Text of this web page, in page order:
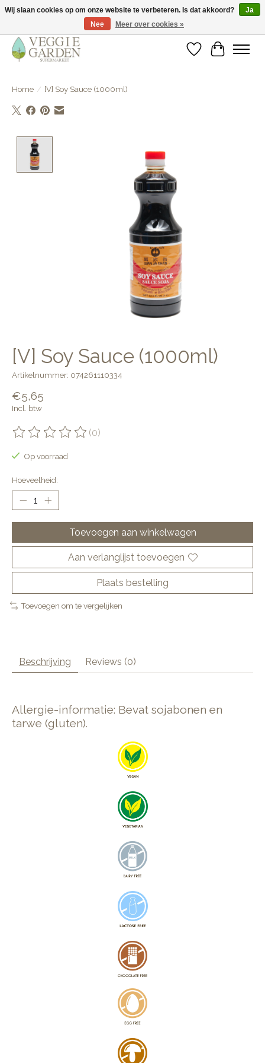
vegan & veggie products | free store pick-up
Verlanglijst
Home / [V] Soy Sauce (1000ml)
[V] Soy Sauce (1000ml)
Artikelnummer: 074261110334
€5,65
Incl. btw
De beoordeling van dit product is
(0)
Op voorraad
Hoeveelheid:
Toevoegen aan winkelwagen
Aan verlanglijst toevoegen
Plaats bestelling
Toevoegen om te vergelijken
Beschrijving Reviews (0)
Allergie-informatie: Bevat sojabonen en
tarwe (gluten).
Wij slaan cookies op om onze website te verbeteren. Is dat akkoord?
Ja
Nee
Meer over cookies »